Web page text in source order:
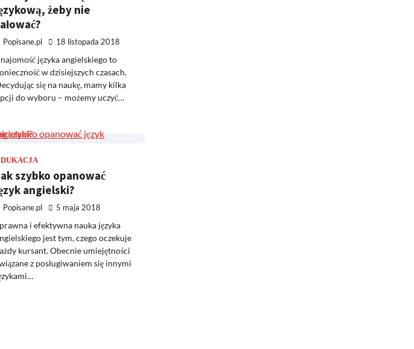
żeby nie
Popisane.pl 18 listopada 2018
języka angielskiego to
w dzisiejszych czasach.
się na naukę, mamy kilka
do wyboru – możemy uczyć…
szybko opanować
angielski?
Popisane.pl 5 maja 2018
i efektywna nauka języka
jest tym, czego oczekuje
kursant. Obecnie umiejętności
z posługiwaniem się innymi